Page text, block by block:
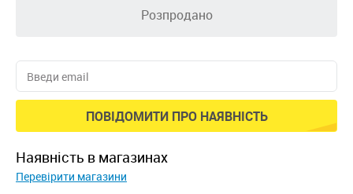
Розпродано
ПОВІДОМИТИ ПРО НАЯВНІСТЬ
наявність в магазинах
Перевірити магазини